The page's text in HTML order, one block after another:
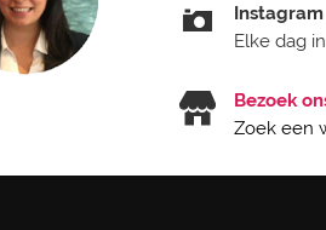
Instagram
Elke dag
Bezoek
Zoek een